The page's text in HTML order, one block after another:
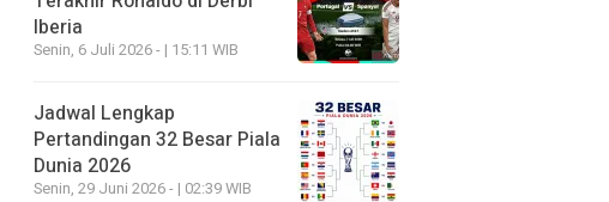
Iberia
Senin, 6 Juli 2026 - | 15:11 WIB
Jadwal Lengkap
Pertandingan 32 Besar Piala
Dunia 2026
Senin, 29 Juni 2026 - | 02:39 WIB